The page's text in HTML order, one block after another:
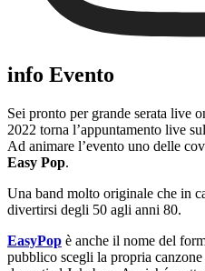
info Evento
Sei pronto per grande serata live
2022 torna l’appuntamento live
Ad animare l’evento uno delle
Easy Pop.
Una band molto originale che in
divertirsi degli 50 agli anni 80.
EasyPop è anche il nome del
pubblico scegli la propria